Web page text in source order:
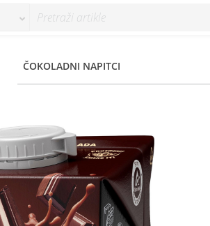
ČOKOLADNI NAPITCI